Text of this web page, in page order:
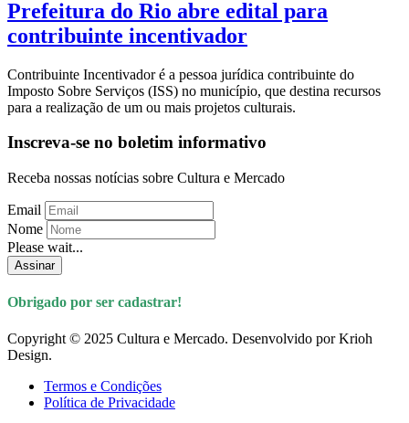
Prefeitura do Rio abre edital para
contribuinte incentivador
Contribuinte Incentivador é a pessoa jurídica contribuinte do
Imposto Sobre Serviços (ISS) no município, que destina recursos
para a realização de um ou mais projetos culturais.
Inscreva-se no boletim informativo
Receba nossas notícias sobre Cultura e Mercado
Email
Nome
Please wait...
Assinar
Obrigado por ser cadastrar!
Copyright © 2025 Cultura e Mercado. Desenvolvido por Krioh
Design.
Termos e Condições
Política de Privacidade